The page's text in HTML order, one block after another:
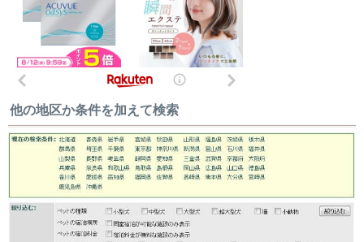
他の地区か条件を加えて検索